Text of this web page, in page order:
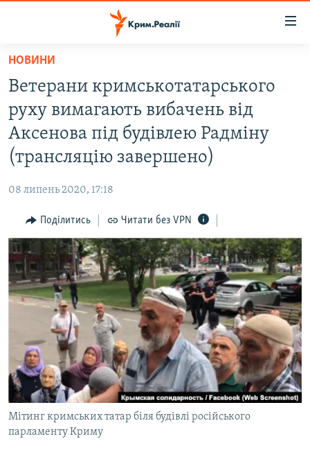
Перейти
основного
матеріалу
Перейти
до
основної
Перейти
пошуку
ВОДА.КРИМ
ВІДЕО ТА ФОТО
ПОЛІТИКА
ІНТЕРВ'Ю
ВСЕ ЗА ДЕНЬ
СПЕЦПРОЕКТИ
ДЕПОРТАЦІЯ
ВІДЕОУРОКИ «ELIFBE»
СВІДЧЕННЯ ОКУПАЦІЇ
УКРАЇНСЬКА ПРОБЛЕМА КРИМУ
ІНФОГРАФІКА
ЯК ОБІЙТИ БЛОКУВАННЯ
Русский
Qırımtatar
ДОЛУЧАЙСЯ!
НОВИНИ
Ветерани кримськотатарського
руху вимагають вибачень від
Аксенова під будівлею Радміну
(трансляцію завершено)
08 липень 2020, 17:18
Поділитись Читати без VPN
Мітинг кримських татар біля будівлі російського
парламенту Криму